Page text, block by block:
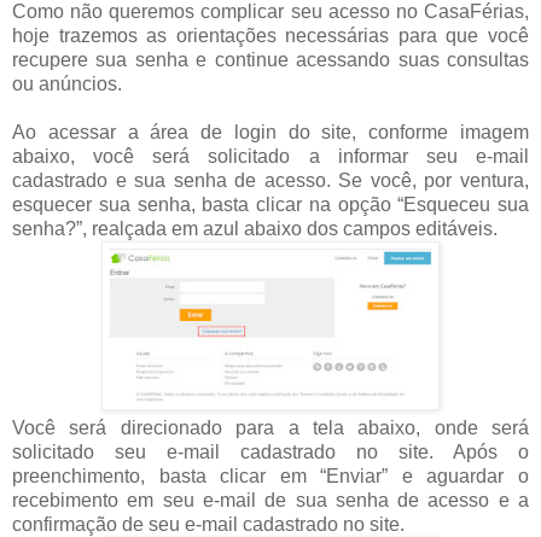
Como não queremos complicar seu acesso no CasaFérias,
hoje trazemos as orientações necessárias para que você
recupere sua senha e continue acessando suas consultas
ou anúncios.
Ao acessar a área de login do site, conforme imagem
abaixo, você será solicitado a informar seu e-mail
cadastrado e sua senha de acesso. Se você, por ventura,
esquecer sua senha, basta clicar na opção “Esqueceu sua
senha?”, realçada em azul abaixo dos campos editáveis.
Você será direcionado para a tela abaixo, onde será
solicitado seu e-mail cadastrado no site. Após o
preenchimento, basta clicar em “Enviar” e aguardar o
recebimento em seu e-mail de sua senha de acesso e a
confirmação de seu e-mail cadastrado no site.